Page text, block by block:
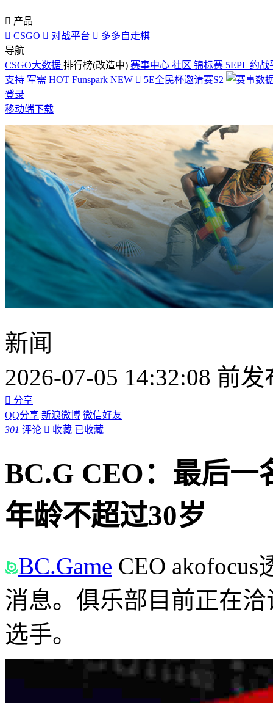
 产品
 CSGO  对战平台  多多自走棋
导航
CSGO大数据 排行榜(改造中) 赛事中心 社区 锦标赛 5EPL 约战
支持 军需 HOT Funspark NEW  5E全民杯邀请赛S2
登录
移动端下载
新闻
2026-07-05 14:32:08 前
 分享
QQ分享 新浪微博 微信好友
301 评论  收藏 已收藏
BC.G CEO：最后一
年龄不超过30岁
BC.Game CEO
消息。俱乐部目前正在
选手。